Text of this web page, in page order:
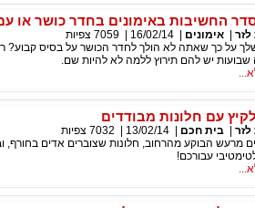
החשיבות באימונים בחדר כושר או
לזר אימונים 16/02/14
7059 צפיות
על כך שאתה לא הולך לחדר הכושר על בסיס קבוע?
שבועות יש להם תירוץ ללמה לא להיות שם.
עם חלונות מבודדים
לזר בית חכם 13/02/14
7032 צפיות
מרעש הבוקע מהרחוב, חלונות שצוברים אדים בחורף,
עבורכם!